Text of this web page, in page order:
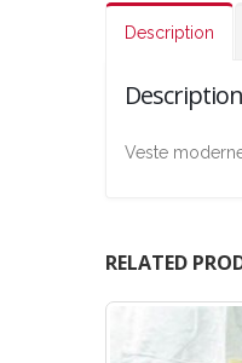
Description
Description
Veste
RELATED